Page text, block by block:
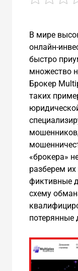
В мире
онлайн-
быстро
множество
Брокер
таких
«брокера»
разберем
фиктивные
схему
потерянные